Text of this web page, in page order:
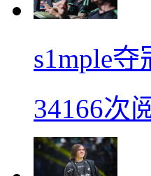
s1mple
34166次